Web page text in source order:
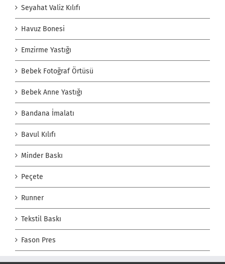
Seyahat Valiz Kılıfı
Havuz Bonesi
Emzirme Yastığı
Bebek Fotoğraf Örtüsü
Bebek Anne Yastığı
Bandana İmalatı
Bavul Kılıfı
Minder Baskı
Peçete
Runner
Tekstil Baskı
Fason Pres